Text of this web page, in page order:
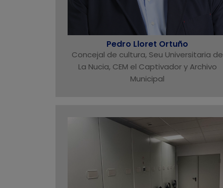
Pedro Lloret Ortuño
Concejal de cultura, Seu Universitaria de
La Nucia, CEM el Captivador y Archivo
Municipal